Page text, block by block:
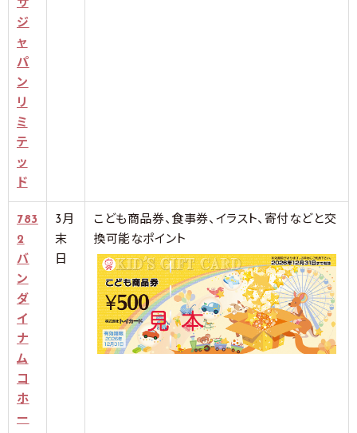
サ
ジ
ャ
パ
ン
リ
ミ
テ
ッ
ド
783
2
バ
ン
ダ
イ
ナ
ム
コ
ホ
ー
3月
末
日
こども商品券、食事券、イラスト、寄付などと交
換可能なポイント